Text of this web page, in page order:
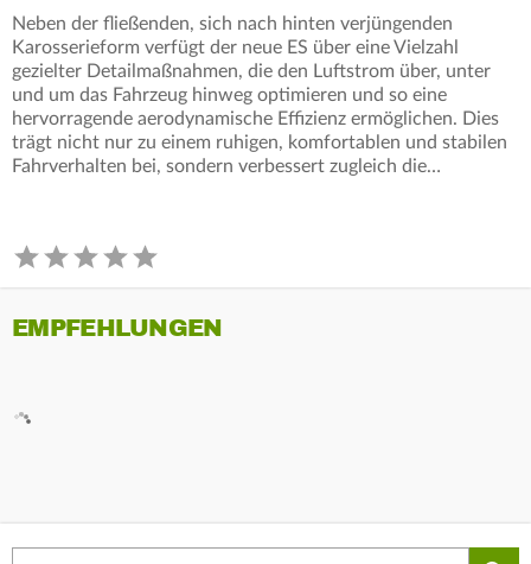
Neben der fließenden, sich nach hinten verjüngenden
Karosserieform verfügt der neue ES über eine Vielzahl
gezielter Detailmaßnahmen, die den Luftstrom über, unter
und um das Fahrzeug hinweg optimieren und so eine
hervorragende aerodynamische Effizienz ermöglichen. Dies
trägt nicht nur zu einem ruhigen, komfortablen und stabilen
Fahrverhalten bei, sondern verbessert zugleich die…
EMPFEHLUNGEN